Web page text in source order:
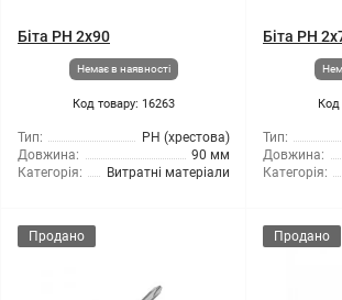
Біта PH 2x90
Немає в наявності
Код товару: 16263
Тип:
РН (хрестова)
Довжина:
90 мм
Категорія:
Витратні матеріали
Біта PH
Код
Тип:
Довжина:
Категорія:
Продано Продано